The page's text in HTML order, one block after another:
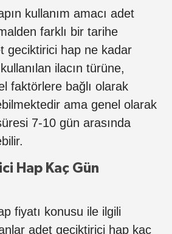
kullanım amacı adet
farklı bir tarihe
geciktirici hap ne kadar
ilacın türüne,
faktörlere bağlı olarak
ama genel olarak
7-10 gün arasında
Hap Kaç Gün
fiyatı konusu ile ilgili
adet geciktirici hap kaç